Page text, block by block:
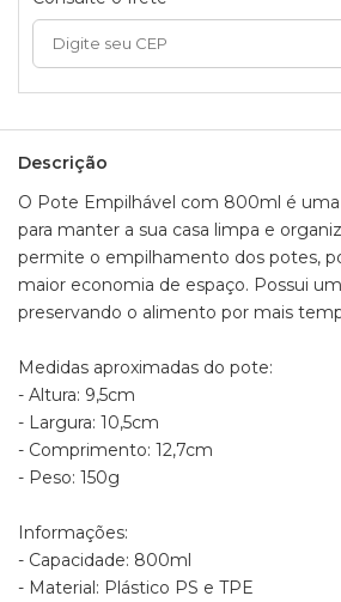
Empilhável
Translucido
Hermético
Descrição
O Pote Empilhável com 800ml é
para manter a sua casa limpa e
permite o empilhamento dos potes,
maior economia de espaço. Possui
preservando o alimento por mais
Medidas aproximadas do pote:
- Altura: 9,5cm
- Largura: 10,5cm
- Comprimento: 12,7cm
- Peso: 150g
Informações:
- Capacidade: 800ml
- Material: Plástico PS e TPE